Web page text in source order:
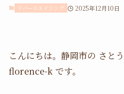
リバースエイジング 2025年12月10日
こんにちは。静岡市の さと
florence-k です。